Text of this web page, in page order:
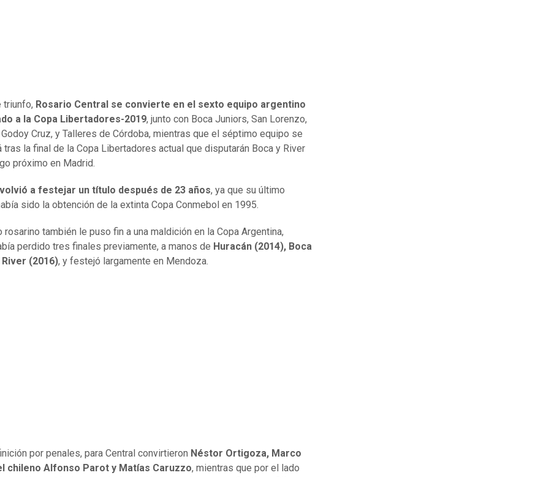
triunfo, Rosario Central se convierte en el sexto equipo argentino
a la Copa Libertadores-2019, junto con Boca Juniors, San Lorenzo,
Godoy Cruz, y Talleres de Córdoba, mientras que el séptimo equipo se
tras la final de la Copa Libertadores actual que disputarán Boca y River
próximo en Madrid.
a festejar un título después de 23 años, ya que su último
sido la obtención de la extinta Copa Conmebol en 1995.
rosarino también le puso fin a una maldición en la Copa Argentina,
perdido tres finales previamente, a manos de Huracán (2014), Boca
(2016), y festejó largamente en Mendoza.
por penales, para Central convirtieron Néstor Ortigoza, Marco
chileno Alfonso Parot y Matías Caruzzo, mientras que por el lado